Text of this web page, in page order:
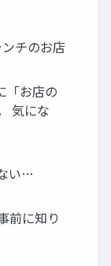
チのお店
「お店の
気にな
い…
前に知り